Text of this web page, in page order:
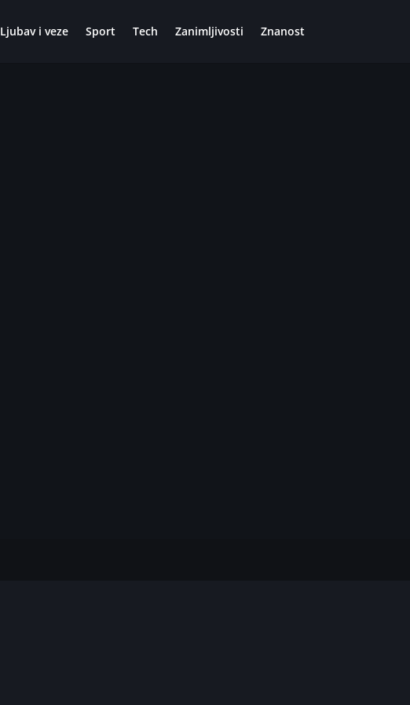
Ljubav i veze Sport Tech Zanimljivosti Znanost